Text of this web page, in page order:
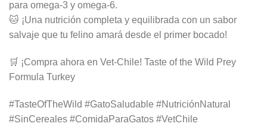
para omega-3 y omega-6.
🐱 ¡Una nutrición completa y equilibrada con un sabor
salvaje que tu felino amará desde el primer bocado!
🛒 ¡Compra ahora en Vet-Chile! Taste of the Wild Prey
Formula Turkey
#TasteOfTheWild #GatoSaludable #NutriciónNatural
#SinCereales #ComidaParaGatos #VetChile